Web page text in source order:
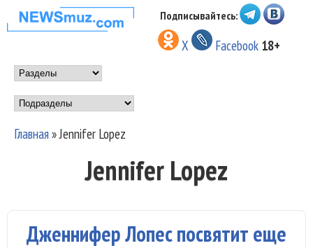
Перейти к основному
содержанию
НОВОСТИ
МУЗЫКИ И
ШОУ БИЗНЕСА
NEWSMUZ.COM
Подписывайтесь:
X Facebook 18+
Main menu
Подразделы
Главная»Jennifer Lopez
Jennifer Lopez
Дженнифер Лопес посвятит еще